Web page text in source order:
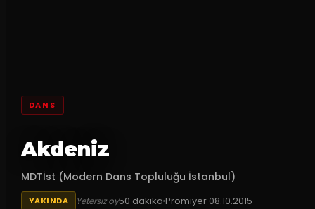
DANS
Akdeniz
MDTİst (Modern Dans Topluluğu İstanbul)
YAKINDA Yetersiz oy50 dakikaPrömiyer 08.10.2015